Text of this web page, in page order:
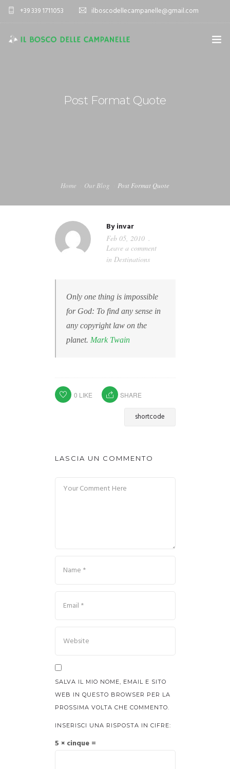
+39 339 1711053 ilboscodellecampanelle@gmail.com
Post Format Quote
Home Our Blog Post Format Quote
Byinvar
Feb 05, 2010
Leave a comment
in Destinations
Only one thing is impossible
for God: To find any sense in
any copyright law on the
planet. Mark Twain
0 LIKE SHARE
shortcode
LASCIA UN COMMENTO
SALVA IL MIO NOME, EMAIL E SITO
WEB IN QUESTO BROWSER PER LA
PROSSIMA VOLTA CHE COMMENTO.
INSERISCI UNA RISPOSTA IN CIFRE:
5 × cinque =